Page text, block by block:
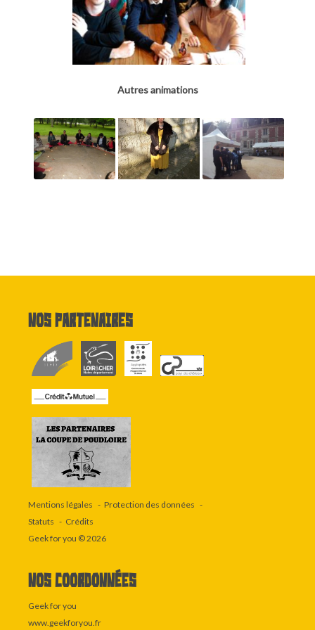
Autres animations
Nos partenaires
Mentions légales
Protection des données
Statuts
Crédits
Geek for you © 2026
Nos coordonnées
Geek for you
www.geekforyou.fr